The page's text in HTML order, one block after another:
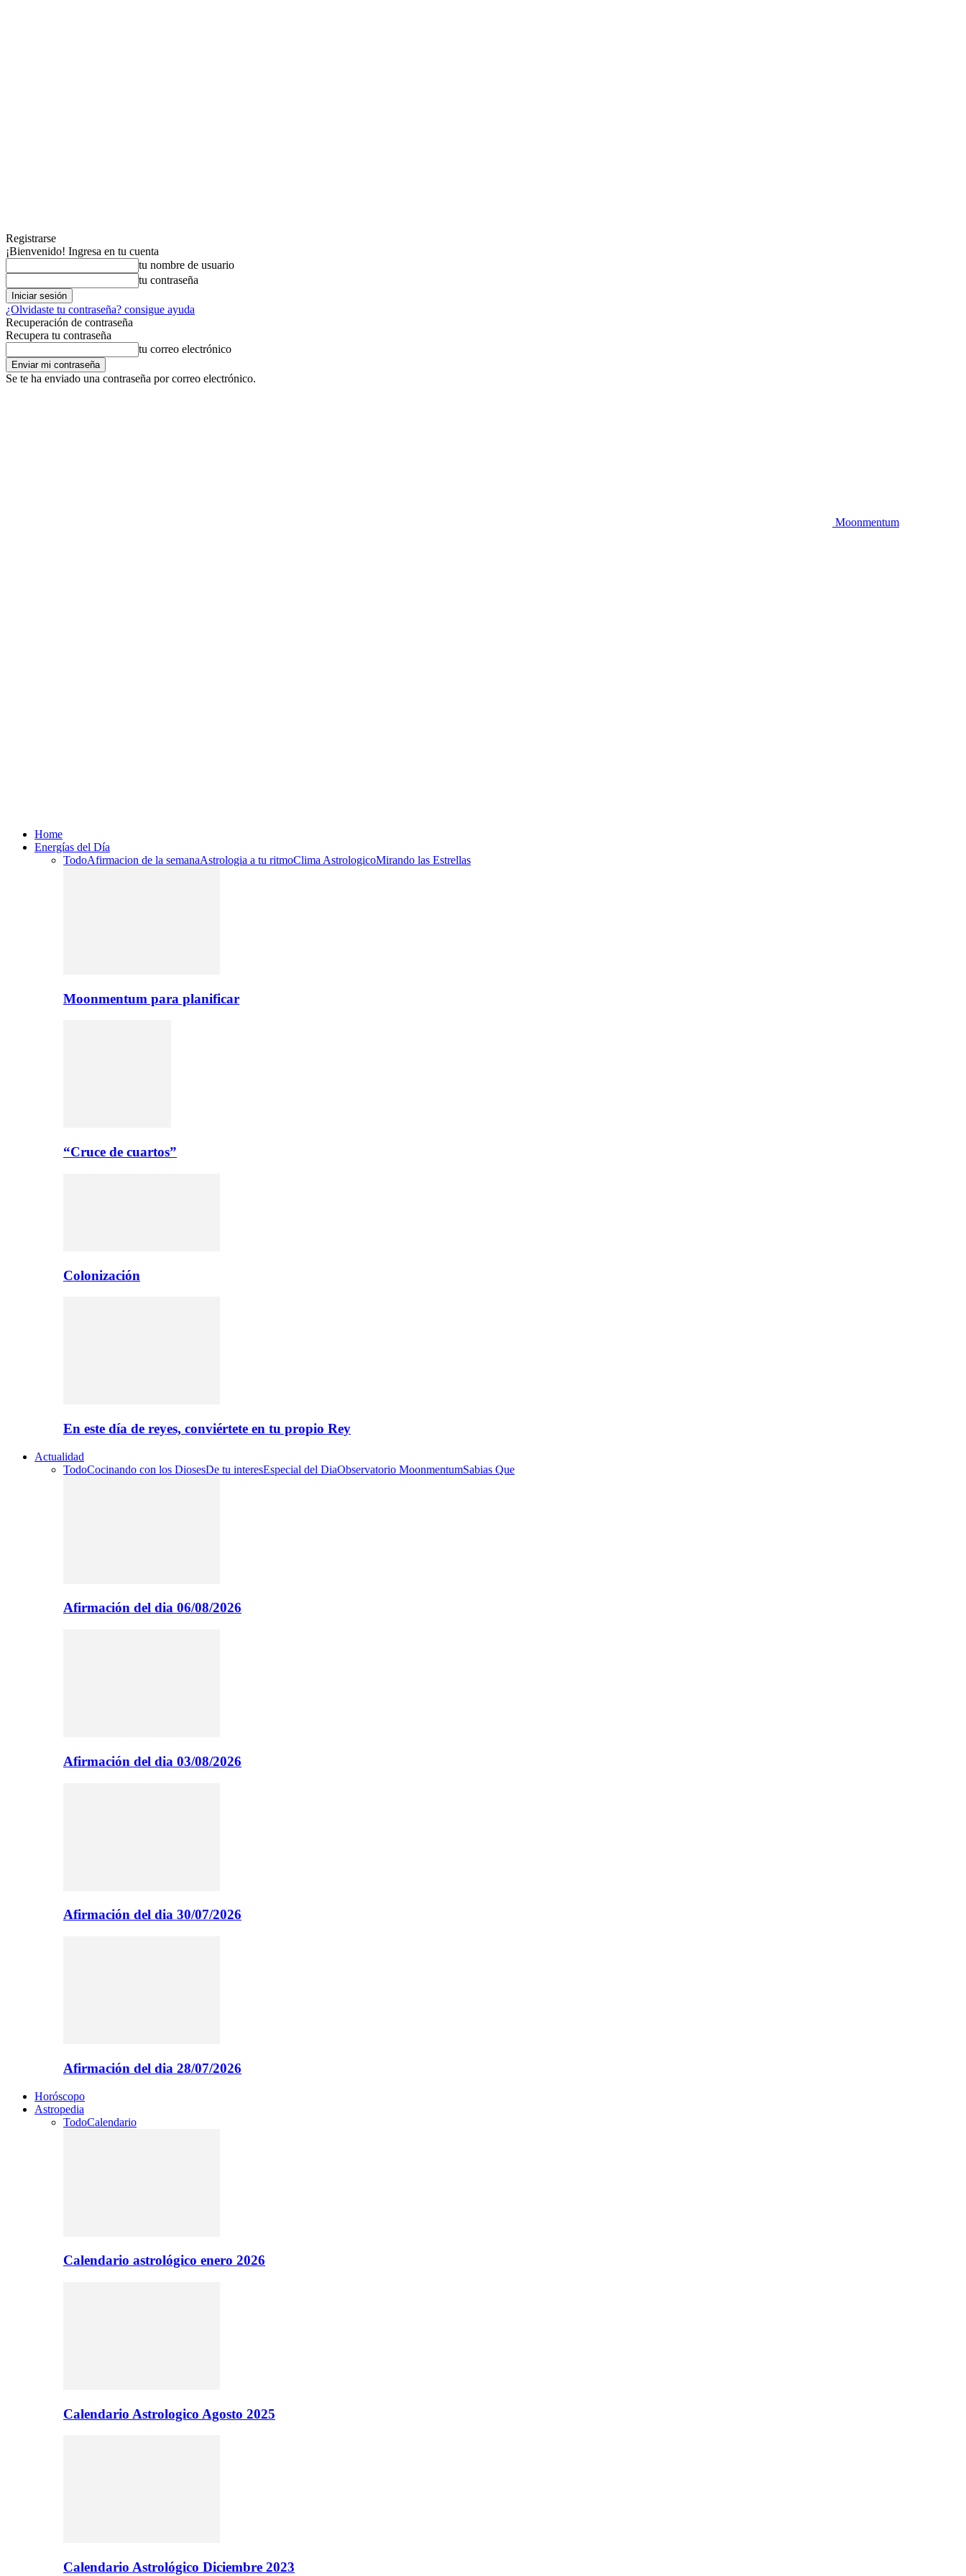
Registrarse
¡Bienvenido! Ingresa en tu cuenta
tu nombre de usuario
tu contraseña
¿Olvidaste tu contraseña? consigue ayuda
Recuperación de contraseña
Recupera tu contraseña
tu correo electrónico
Se te ha enviado una contraseña por correo electrónico.
Moonmentum
Home
Energías del Día
TodoAfirmacion de la semanaAstrologia a tu ritmoClima AstrologicoMirando las Estrellas
Moonmentum para planificar
“Cruce de cuartos”
Colonización
En este día de reyes, conviértete en tu propio Rey
Actualidad
TodoCocinando con los DiosesDe tu interesEspecial del DiaObservatorio MoonmentumSabias Que
Afirmación del dia 06/08/2026
Afirmación del dia 03/08/2026
Afirmación del dia 30/07/2026
Afirmación del dia 28/07/2026
Horóscopo
Astropedia
TodoCalendario
Calendario astrológico enero 2026
Calendario Astrologico Agosto 2025
Calendario Astrológico Diciembre 2023